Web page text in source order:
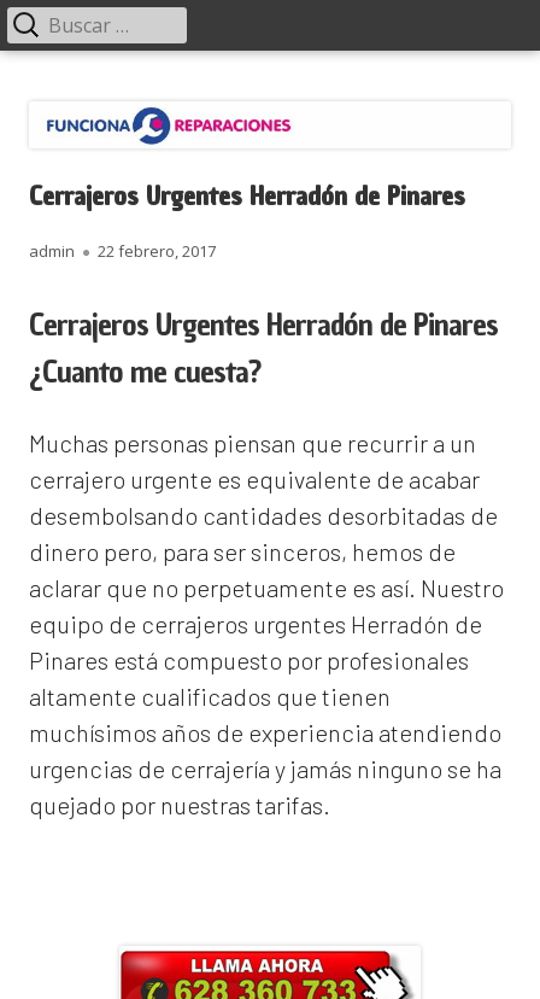
contenido
Menú
principal Buscar:
Cerrajeros Urgentes Herradón de Pinares
Autor
admin
Publicado
22 febrero, 2017
Cerrajeros Urgentes Herradón de Pinares
¿Cuanto me cuesta?
Muchas personas piensan que recurrir a un
cerrajero urgente es equivalente de acabar
desembolsando cantidades desorbitadas de
dinero pero, para ser sinceros, hemos de
aclarar que no perpetuamente es así. Nuestro
equipo de cerrajeros urgentes Herradón de
Pinares está compuesto por profesionales
altamente cualificados que tienen
muchísimos años de experiencia atendiendo
urgencias de cerrajería y jamás ninguno se ha
quejado por nuestras tarifas.